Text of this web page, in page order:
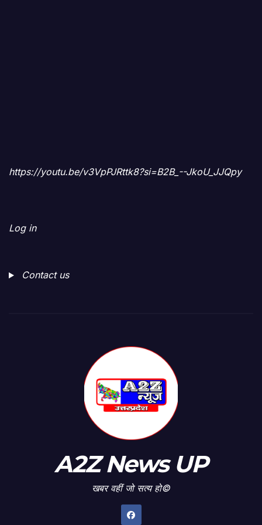
https://youtu.be/v3VpPJRttk8?si=B2B_--JkoU_JJQpy
Log in
Contact us
A2Z News UP
खबर वहीं जो सत्य हो©